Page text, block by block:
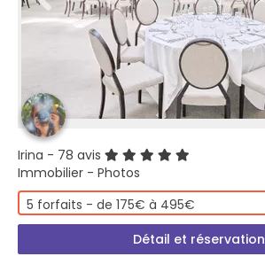
Irina - 78 avis
Immobilier - Photos
5 forfaits - de 175€ à 495€
Détail et réservation